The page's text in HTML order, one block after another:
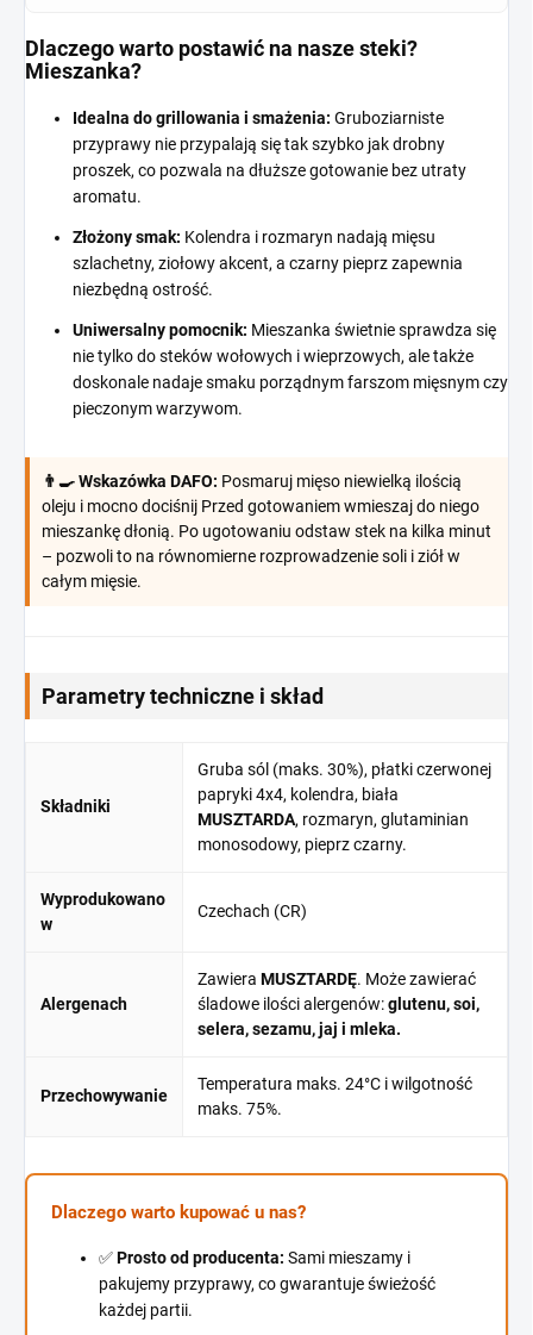
Dlaczego warto postawić na nasze steki?
Mieszanka?
Idealna do grillowania i smażenia: Gruboziarniste
przyprawy nie przypalają się tak szybko jak drobny
proszek, co pozwala na dłuższe gotowanie bez utraty
aromatu.
Złożony smak: Kolendra i rozmaryn nadają mięsu
szlachetny, ziołowy akcent, a czarny pieprz zapewnia
niezbędną ostrość.
Uniwersalny pomocnik: Mieszanka świetnie sprawdza się
nie tylko do steków wołowych i wieprzowych, ale także
doskonale nadaje smaku porządnym farszom mięsnym czy
pieczonym warzywom.
👨‍🍳 Wskazówka DAFO: Posmaruj mięso niewielką ilością
oleju i mocno dociśnij Przed gotowaniem wmieszaj do niego
mieszankę dłonią. Po ugotowaniu odstaw stek na kilka minut
– pozwoli to na równomierne rozprowadzenie soli i ziół w
całym mięsie.
Parametry techniczne i skład
Składniki
Gruba sól (maks. 30%), płatki czerwonej
papryki 4x4, kolendra, biała
MUSZTARDA, rozmaryn, glutaminian
monosodowy, pieprz czarny.
Wyprodukowano
w
Czechach (CR)
Alergenach
Zawiera MUSZTARDĘ. Może zawierać
śladowe ilości alergenów:glutenu, soi,
selera, sezamu, jaj i mleka.
Przechowywanie
Temperatura maks. 24°C i wilgotność
maks. 75%.
Dlaczego warto kupować u nas?
✅Prosto od producenta: Sami mieszamy i
pakujemy przyprawy, co gwarantuje świeżość
każdej partii.